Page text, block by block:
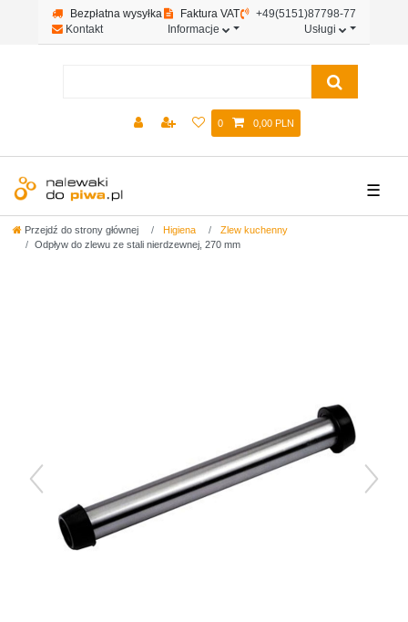
Bezpłatna wysyłka Faktura VAT
+49(5151)87798-77
Kontakt
Informacje Usługi
0 0,00 PLN
☰
Przejdź do strony głównej Higiena
Zlew kuchenny
Odpływ do zlewu ze stali nierdzewnej, 270 mm